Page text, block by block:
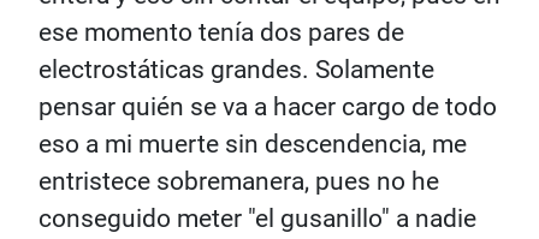
ese momento tenía dos pares de
electrostáticas grandes. Solamente
pensar quién se va a hacer cargo de todo
eso a mi muerte sin descendencia, me
entristece sobremanera, pues no he
conseguido meter "el gusanillo" a nadie